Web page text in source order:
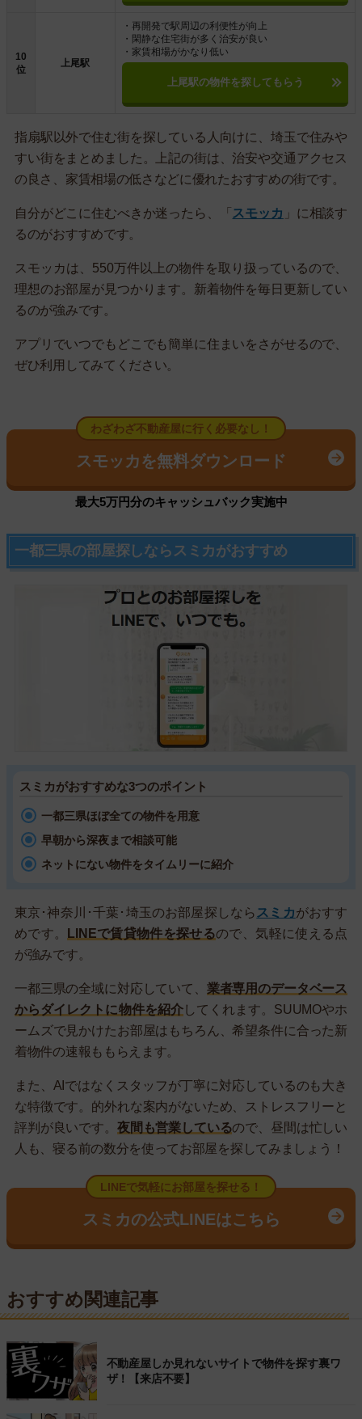
10
位
上尾駅
・再開発で駅周辺の利便性が向上
・閑静な住宅街が多く治安が良い
・家賃相場がかなり低い
上尾駅の物件を探してもらう
指扇駅以外で住む街を探している人向けに、埼玉で住みや
すい街をまとめました。上記の街は、治安や交通アクセス
の良さ、家賃相場の低さなどに優れたおすすめの街です。
自分がどこに住むべきか迷ったら、「 スモッカ 」に相談す
るのがおすすめです。
スモッカは、550万件以上の物件を取り扱っているので、
理想のお部屋が見つかります。新着物件を毎日更新してい
るのが強みです。
アプリでいつでもどこでも簡単に住まいをさがせるので、
ぜひ利用してみてください。
わざわざ不動産屋に行く必要なし！
スモッカを無料ダウンロード
最大5万円分のキャッシュバック実施中
一都三県の部屋探しならスミカがおすすめ
スミカがおすすめな3つのポイント
一都三県ほぼ全ての物件を用意
早朝から深夜まで相談可能
ネットにない物件をタイムリーに紹介
東京･神奈川･千葉･埼玉のお部屋探しなら スミカがおすす
めです。
LINEで賃貸物件を探せるので、気軽に使える点
が強みです。
一都三県の全域に対応していて、 業者専用のデータベース
からダイレクトに物件を紹介してくれます。SUUMOやホ
ームズで見かけたお部屋はもちろん、希望条件に合った新
着物件の速報ももらえます。
また、AIではなくスタッフが丁寧に対応しているのも大き
な特徴です。的外れな案内がないため、ストレスフリーと
評判が良いです。 夜間も営業しているので、昼間は忙しい
人も、寝る前の数分を使ってお部屋を探してみましょう！
LINEで気軽にお部屋を探せる！
スミカの公式LINEはこちら
おすすめ関連記事
不動産屋しか見れないサイトで物件を探す裏ワ
ザ！【来店不要】